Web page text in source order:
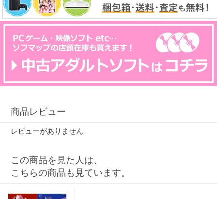
商品レビュー
レビューがありません
この商品を見た人は、
こちらの商品も見ています。